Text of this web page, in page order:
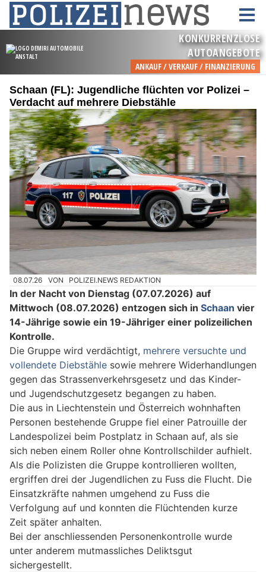
Schaan (FL): Jugendliche flüchten vor Polizei –
Verdacht auf mehrere Diebstähle
08.07.26 VON POLIZEI.NEWS REDAKTION
In der Nacht von Dienstag (07.07.2026) auf
Mittwoch (08.07.2026) entzogen sich in Schaan vier
14-Jährige sowie ein 19-Jähriger einer polizeilichen
Kontrolle.
Die Gruppe wird verdächtigt, mehrere versuchte und
vollendete Diebstähle sowie mehrere Widerhandlungen
gegen das Strassenverkehrsgesetz und das Kinder-
und Jugendschutzgesetz begangen zu haben.
Die aus in Liechtenstein und Österreich wohnhaften
Personen bestehende Gruppe fiel einer Patrouille der
Landespolizei beim Postplatz in Schaan auf, als sie
sich neben einem Roller ohne Kontrollschilder aufhielt.
Als die Polizisten die Gruppe kontrollieren wollten,
ergriffen drei der Jugendlichen zu Fuss die Flucht. Die
Einsatzkräfte nahmen umgehend zu Fuss die
Verfolgung auf und konnten die Flüchtenden kurze
Zeit später anhalten.
Bei der anschliessenden Personenkontrolle wurde
unter anderem mutmassliches Deliktsgut
sichergestellt.